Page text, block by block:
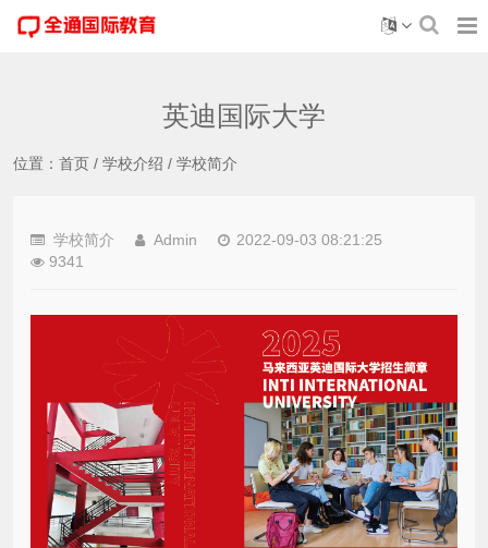
英迪国际大学
位置： 首页 / 学校介绍 / 学校简介
学校简介 Admin
2022-09-03 08:21:25
9341